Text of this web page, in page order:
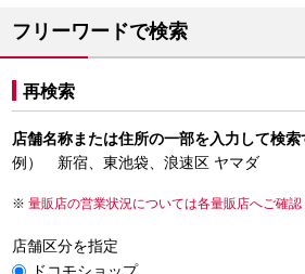
フリーワードで検索
再検索
店舗名称または住所の一部を入力して検索
例） 新宿、東池袋、浪速区 ヤマダ
量販店の営業状況については各量販店へご確認
店舗区分を指定